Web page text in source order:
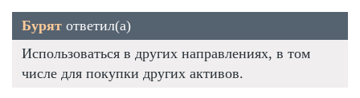
Бурят ответил(а)
Использоваться в других направлениях, в том
числе для покупки других активов.